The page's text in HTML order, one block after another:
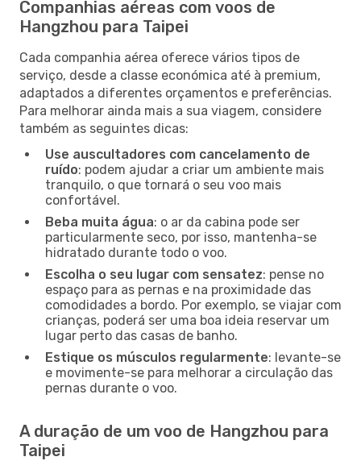
Companhias aéreas com voos de
Hangzhou para Taipei
Cada companhia aérea oferece vários tipos de
serviço, desde a classe económica até à premium,
adaptados a diferentes orçamentos e preferências.
Para melhorar ainda mais a sua viagem, considere
também as seguintes dicas:
Use auscultadores com cancelamento de
ruído: podem ajudar a criar um ambiente mais
tranquilo, o que tornará o seu voo mais
confortável.
Beba muita água: o ar da cabina pode ser
particularmente seco, por isso, mantenha-se
hidratado durante todo o voo.
Escolha o seu lugar com sensatez: pense no
espaço para as pernas e na proximidade das
comodidades a bordo. Por exemplo, se viajar com
crianças, poderá ser uma boa ideia reservar um
lugar perto das casas de banho.
Estique os músculos regularmente: levante-se
e movimente-se para melhorar a circulação das
pernas durante o voo.
A duração de um voo de Hangzhou para
Taipei